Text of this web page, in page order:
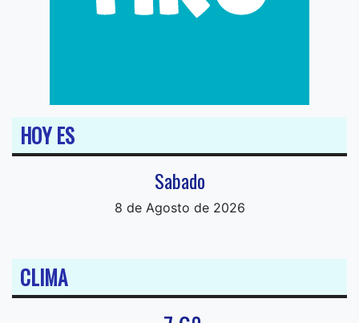
HOY ES
Sabado
8 de Agosto de 2026
CLIMA